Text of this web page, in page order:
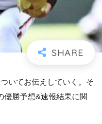
いてお伝えしていく。そ
優勝予想&速報結果に関